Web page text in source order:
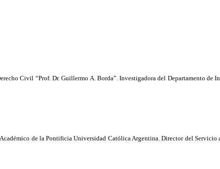
Civil “Prof. Dr. Guillermo A. Borda”. Investigadora del Departamento de
dela Pontificia Universidad Católica Argentina. Director del Servicio